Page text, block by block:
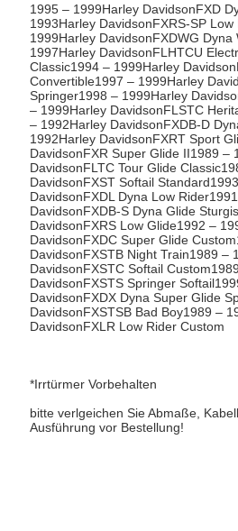
1995 – 1999Harley DavidsonFXD
1993Harley DavidsonFXRS-SP
1999Harley DavidsonFXDWG Dyna
1997Harley DavidsonFLHTCU
Classic1994 – 1999Harley
Convertible1997 – 1999Harley
Springer1998 – 1999Harley
– 1999Harley DavidsonFLSTC
– 1992Harley DavidsonFXDB-D
1992Harley DavidsonFXRT Sport
DavidsonFXR Super Glide II1989 –
DavidsonFLTC Tour Glide
DavidsonFXST Softail
DavidsonFXDL Dyna Low
DavidsonFXDB-S Dyna Glide
DavidsonFXRS Low Glide1992 –
DavidsonFXDC Super Glide
DavidsonFXSTB Night Train1989 –
DavidsonFXSTC Softail
DavidsonFXSTS Springer
DavidsonFXDX Dyna Super Glide
DavidsonFXSTSB Bad Boy1989 –
DavidsonFXLR Low Rider Custom
*Irrtürmer Vorbehalten
bitte verlgeichen Sie Abmaße,
Ausführung vor Bestellung!